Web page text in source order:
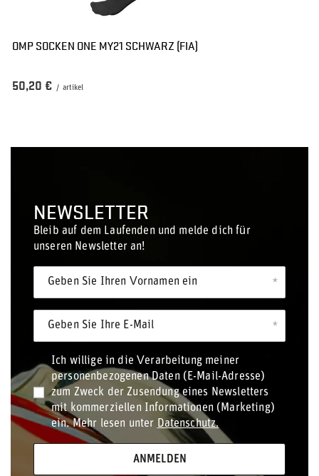
OMP SOCKEN ONE MY21 SCHWARZ (FIA)
50,20 € / artikel
NEWSLETTER
Bleib auf dem Laufenden und melde dich für
unseren Newsletter an!
Geben Sie Ihren Vornamen ein
Geben Sie Ihre E-Mail
Ich willige in die Verarbeitung meiner
personenbezogenen Daten (E-Mail-Adresse)
zum Zweck der Zusendung eines Newsletters
mit kommerziellen Informationen (Marketing)
ein. Mehr lesen unter Datenschutz.
ANMELDEN